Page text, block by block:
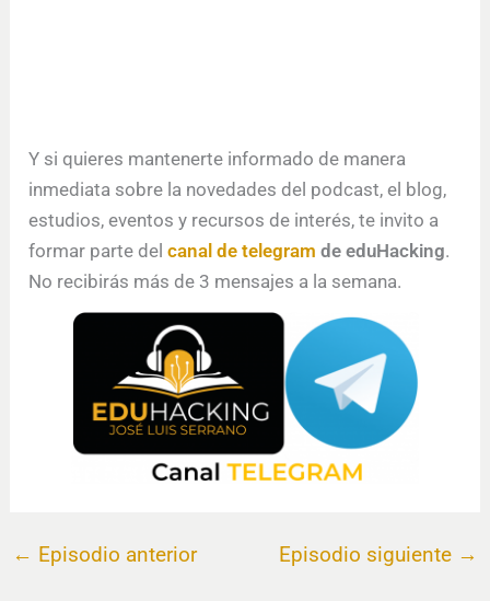
Y si quieres mantenerte informado de manera
inmediata sobre la novedades del podcast, el blog,
estudios, eventos y recursos de interés, te invito a
formar parte delcanal de telegram de eduHacking.
No recibirás más de 3 mensajes a la semana.
← Episodio anterior Episodio siguiente →